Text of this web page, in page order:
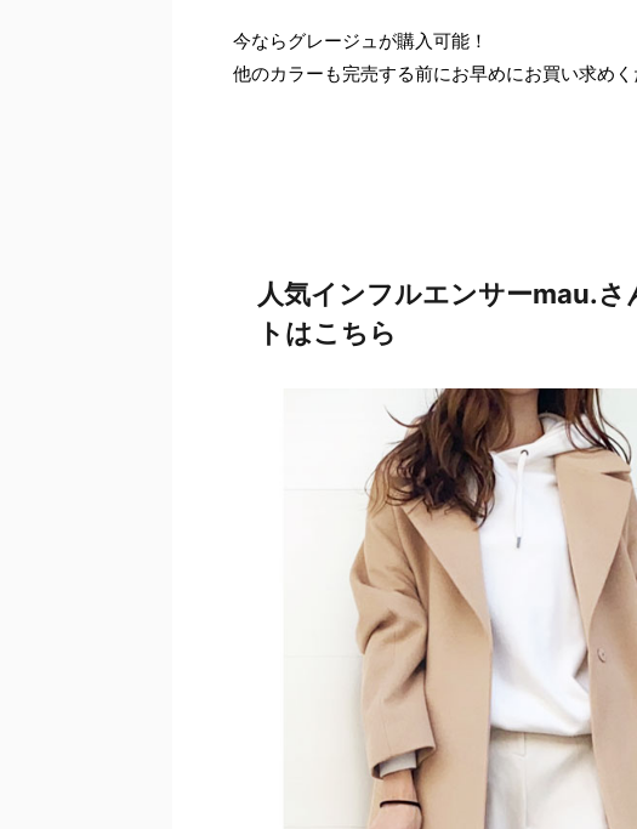
今ならグレージュが購入可能！
他のカラーも完売する前にお早めにお買い求めく
人気インフルエンサーmau.
トはこちら